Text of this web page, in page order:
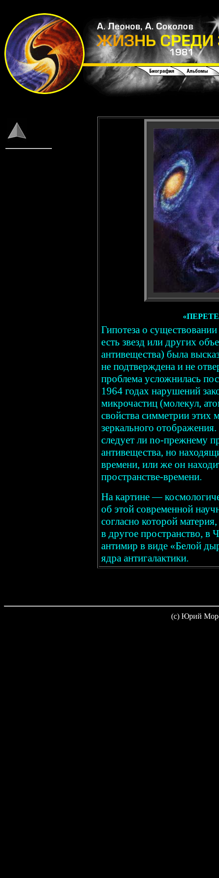
Гипотеза о
есть звезд или других
антивещества) была
не подтверждена и не
проблема усложнилась
1964 годах нарушений
микрочастиц (молекул,
свойства симметрии этих
зеркального
следует ли no-прежнему
антивещества, но
времени, или же он
пространстве-времени.
На картине —
об этой современной
согласно которой
в другое пространство, в
антимир в виде «Белой
ядра антигалактики.
(c) Юрий